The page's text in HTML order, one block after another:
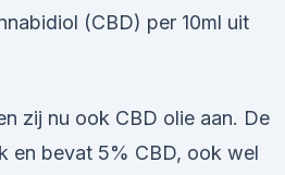
(CBD) per 10ml uit
zij nu ook CBD olie aan. De
en bevat 5% CBD, ook wel